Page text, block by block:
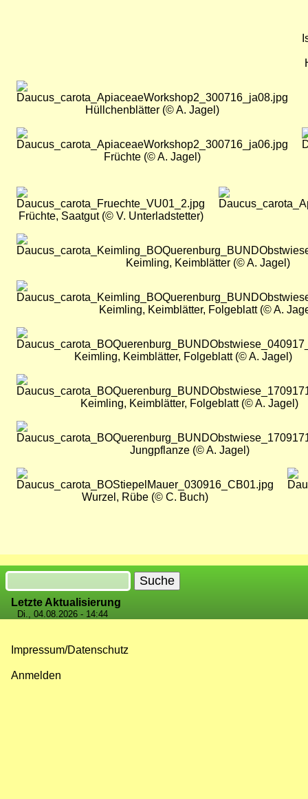
Bild
Hüllchenblätter (© A. Jagel)
Bild
Früchte (© A. Jagel)
Bild
Früchte, Saatgut (© V. Unterladstetter)
Bild
Bild
Keimling, Keimblätter (© A. Jagel)
Bild
Keimling, Keimblätter, Folgeblatt (© A.
Bild
Keimling, Keimblätter, Folgeblatt (© A. Jagel)
Bild
Keimling, Keimblätter, Folgeblatt (© A. Jagel)
Bild
Jungpflanze (© A. Jagel)
Bild
Wurzel, Rübe (© C. Buch)
Bild
Suche
Letzte Aktualisierung
Di., 04.08.2026 - 14:44
Impressum/Datenschutz
Anmelden